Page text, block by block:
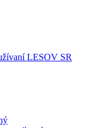
LESOV SR